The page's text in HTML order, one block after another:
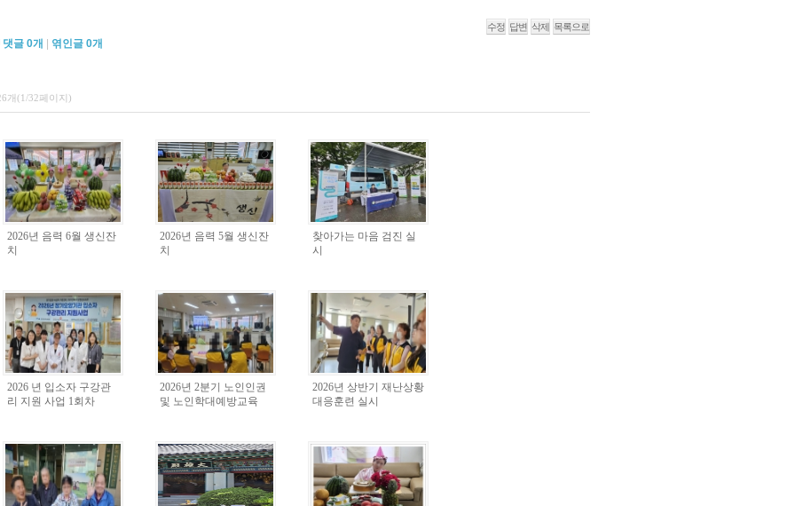
수정 답변 삭제 목록으로
댓글 0개 엮인글 0개
개(1/32페이지)
2026년 음력 6월 생신잔
치
2026년 음력 5월 생신잔
치
찾아가는 마음 검진 실
시
2026 년 입소자 구강관
리 지원 사업 1회차
2026년 2분기 노인인권
및 노인학대예방교육
2026년 상반기 재난상황
대응훈련 실시